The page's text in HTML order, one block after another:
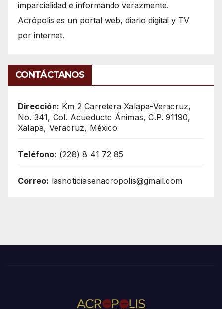
imparcialidad e informando verazmente.
Acrópolis es un portal web, diario digital y TV
por internet.
CONTÁCTANOS
Dirección: Km 2 Carretera Xalapa-Veracruz,
No. 341, Col. Acueducto Ánimas, C.P. 91190,
Xalapa, Veracruz, México
Teléfono: (228) 8 41 72 85
Correo: lasnoticiasenacropolis@gmail.com